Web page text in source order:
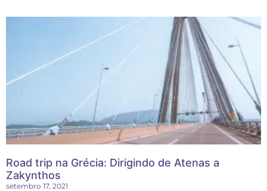
Road trip na Grécia: Dirigindo de Atenas a
Zakynthos
setembro 17, 2021